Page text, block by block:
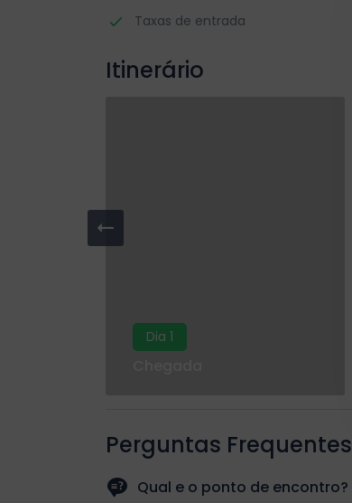
Taxas de entrada
Itinerário
Dia 1
Perguntas Frequentes
Qual e o ponto de encontro?